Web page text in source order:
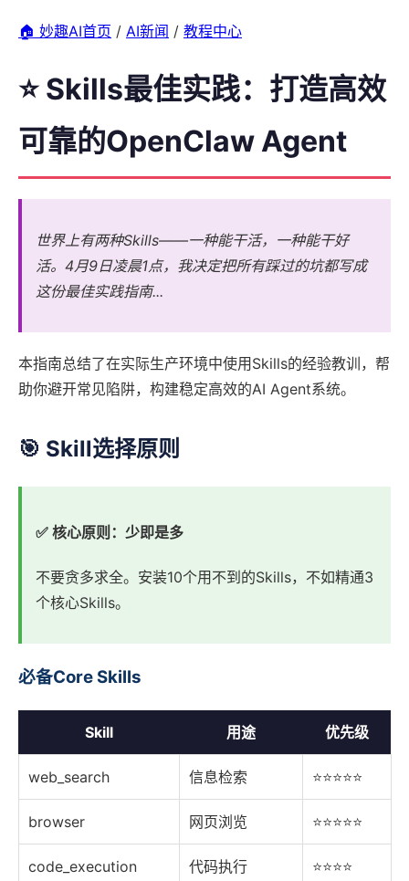
🏠 妙趣AI首页 / AI新闻 / 教程中心
⭐ Skills最佳实践：打造高效
可靠的OpenClaw Agent
世界上有两种Skills——一种能干活，一种能干好
活。4月9日凌晨1点，我决定把所有踩过的坑都写成
这份最佳实践指南...
本指南总结了在实际生产环境中使用Skills的经验教训，帮
助你避开常见陷阱，构建稳定高效的AI Agent系统。
🎯 Skill选择原则
✅ 核心原则：少即是多
不要贪多求全。安装10个用不到的Skills，不如精通3
个核心Skills。
必备Core Skills
Skill 用途 优先级
web_search 信息检索 ⭐⭐⭐⭐⭐
browser 网页浏览 ⭐⭐⭐⭐⭐
code_execution 代码执行 ⭐⭐⭐⭐